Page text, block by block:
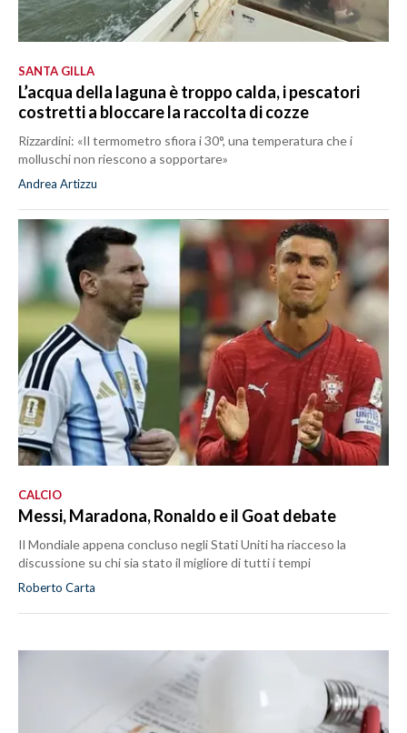
SANTA GILLA
L’acqua della laguna è troppo calda, i pescatori
costretti a bloccare la raccolta di cozze
Rizzardini: «Il termometro sfiora i 30°, una temperatura che i
molluschi non riescono a sopportare»
Andrea Artizzu
CALCIO
Messi, Maradona, Ronaldo e il Goat debate
Il Mondiale appena concluso negli Stati Uniti ha riacceso la
discussione su chi sia stato il migliore di tutti i tempi
Roberto Carta